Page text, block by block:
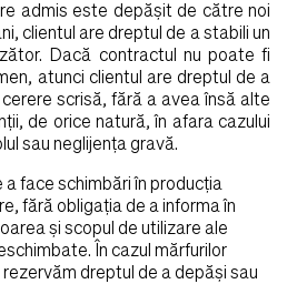
admis este depăşit de către noi
clientul are dreptul de a stabili un
Dacă contractul nu poate fi
atunci clientul are dreptul de a
scrisă, fără a avea însă alte
de orice natură, în afara cazului
sau neglijenţa gravă.
face schimbări în producţia
fără obligaţia de a informa în
şi scopul de utilizare ale
În cazul mărfurilor
dreptul de a depăşi sau